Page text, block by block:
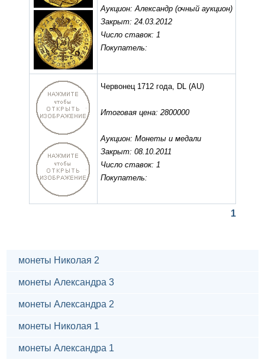
Аукцион: Александр (очный аукцион)
Закрыт: 24.03.2012
Число ставок: 1
Покупатель:
Червонец 1712 года, DL (AU)
Итоговая цена: 2800000
Аукцион: Монеты и медали
Закрыт: 08.10.2011
Число ставок: 1
Покупатель:
1
монеты Николая 2
монеты Александра 3
монеты Александра 2
монеты Николая 1
монеты Александра 1